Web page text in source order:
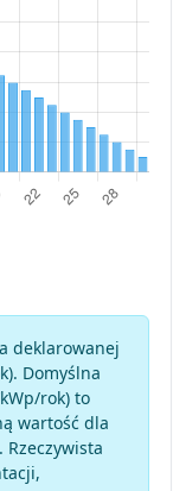
deklarowanej
Domyślna
rok) to
wartość dla
. Rzeczywista